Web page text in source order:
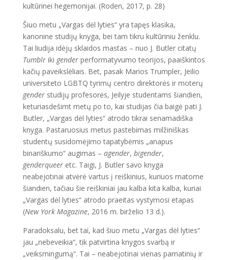
kultūrinei hegemonijai. (Roden, 2017, p. 28)
Šiuo metu „Vargas dėl lyties“ yra tapęs klasika,
kanonine studijų knyga, bei tam tikru kultūriniu ženklu.
Tai liudija idėjų sklaidos mastas – nuo J. Butler citatų
Tumblriki genderperformatyvumo teorijos, paaiškintos
kačių paveikslėliais. Bet, pasak Marios Trumpler, Jeilio
universiteto LGBTQ tyrimų centro direktorės ir moterų
genderstudijų profesorės, Jeilyje studentams šiandien,
keturiasdešimt metų po to, kai studijas čia baigė pati J.
Butler, „Vargas dėl lyties“ atrodo tikrai senamadiška
knyga. Pastaruosius metus pastebimas milžiniškas
studentų susidomėjimo tapatybėmis „anapus
binariškumo“ augimas – agender, bigender,
genderqueeretc. Taigi, J. Butler savo knyga
neabejotinai atvėrė vartus į reiškinius, kuriuos matome
šiandien, tačiau šie reiškiniai jau kalba kita kalba, kuriai
„Vargas dėl lyties“ atrodo praeitas vystymosi etapas
(New York Magazine, 2016 m. birželio 13 d.).
Paradoksalu, bet tai, kad šiuo metu „Vargas dėl lyties“
jau „nebeveikia“, tik patvirtina knygos svarbą ir
„veiksmingumą“. Tai – neabejotinai vienas pamatinių ir